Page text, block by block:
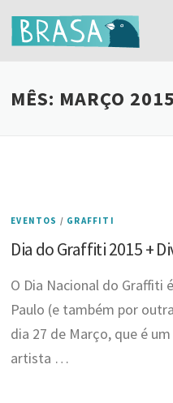
MÊS: MARÇO 2015
EVENTOS / GRAFFITI
Dia do Graffiti 2015 +
O Dia Nacional do Graffiti
Paulo (e também por
dia 27 de Março, que é
artista …